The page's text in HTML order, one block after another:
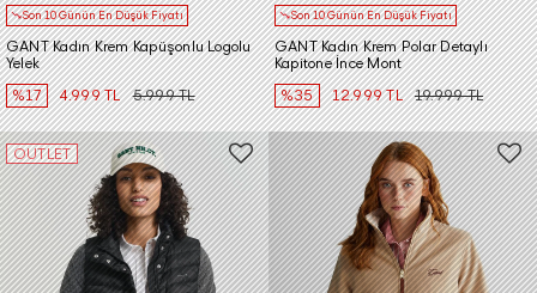
Son 10 Günün En Düşük Fiyatı
GANT Kadın Krem Kapüşonlu Logolu
Yelek
%17
4.999 TL 5.999 TL
Son 10 Günün En Düşük Fiyatı
GANT Kadın Krem Polar Detaylı
Kapitone İnce Mont
%35
12.999 TL 19.999 TL
OUTLET